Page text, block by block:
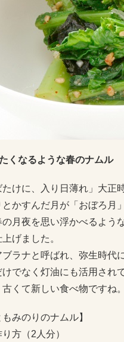
くなるような春のナムル
たけに、入り日薄れ」大
かすんだ月が「おぼろ月
月夜を思い浮かべるよう
げました。
ラナと呼ばれ、弥生時代
けでなく灯油にも活用され
くて新しい食べ物ですね。
もみのりのナムル】
り方（2人分）